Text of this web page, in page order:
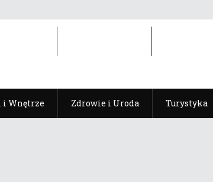
i Wnętrze Zdrowie i Uroda Turystyka